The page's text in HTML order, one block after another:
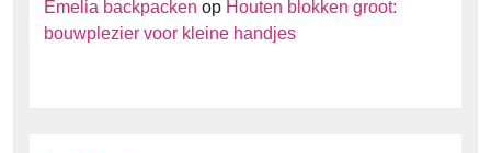
Emelia backpacken op Houten blokken groot:
bouwplezier voor kleine handjes